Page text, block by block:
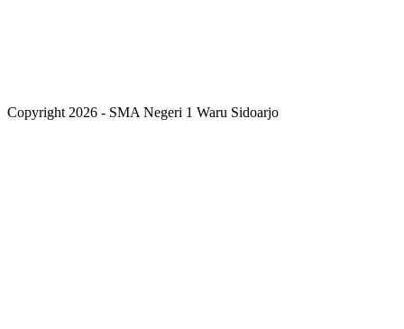
Copyright 2026 - SMA Negeri 1 Waru Sidoarjo